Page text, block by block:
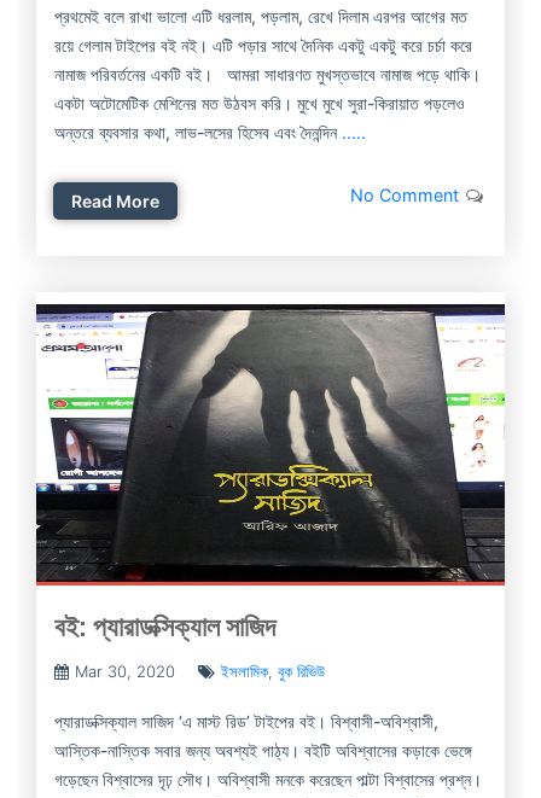
প্রথমেই বলে রাখা ভালো এটি ধরলাম, পড়লাম, রেখে দিলাম এরপর আগের মত
রয়ে গেলাম টাইপের বই নই। এটি পড়ার সাথে দৈনিক একটু একটু করে চর্চা করে
নামাজ পরিবর্তনের একটি বই। আমরা সাধারণত মুখস্তভাবে নামাজ পড়ে থাকি।
একটা অটোমেটিক মেশিনের মত উঠবস করি। মুখে মুখে সুরা-কিরায়াত পড়লেও
অন্তরে ব্যবসার কথা, লাভ-লসের হিসেব এবং দৈনন্দিন .....
Read More No Comment
বই: প্যারাডক্সিক্যাল সাজিদ
Mar 30, 2020 ইসলামিক, বুক রিভিউ
প্যারাডক্সিক্যাল সাজিদ ‘এ মাস্ট রিড’ টাইপের বই। বিশ্বাসী-অবিশ্বাসী,
আস্তিক-নাস্তিক সবার জন্য অবশ্যই পাঠ্য। বইটি অবিশ্বাসের কড়াকে ভেঙ্গে
গড়েছেন বিশ্বাসের দৃঢ় সৌধ। অবিশ্বাসী মনকে করেছেন পাল্টা বিশ্বাসের প্রশ্ন।